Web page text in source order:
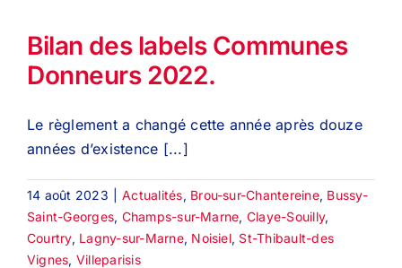
Bilan des labels Communes
Donneurs 2022.
Le règlement a changé cette année après douze
années d’existence [...]
14 août 2023 Actualités, Brou-sur-Chantereine, Bussy-
Saint-Georges, Champs-sur-Marne, Claye-Souilly,
Courtry, Lagny-sur-Marne, Noisiel, St-Thibault-des
Vignes, Villeparisis